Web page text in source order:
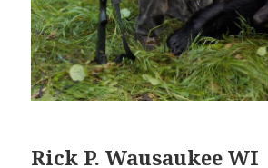
Rick P. Wausaukee WI